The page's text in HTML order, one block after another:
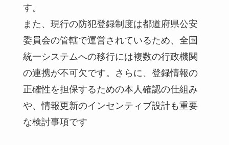
す。
また、現行の防犯登録制度は都道府県公安
委員会の管轄で運営されているため、全国
統一システムへの移行には複数の行政機関
の連携が不可欠です。さらに、登録情報の
正確性を担保するための本人確認の仕組み
や、情報更新のインセンティブ設計も重要
な検討事項です